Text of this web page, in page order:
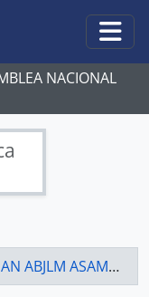
NACIONAL
NACIONAL 2021-2023 - ACTAS ASAMBLEA NACIONAL 2021-2023